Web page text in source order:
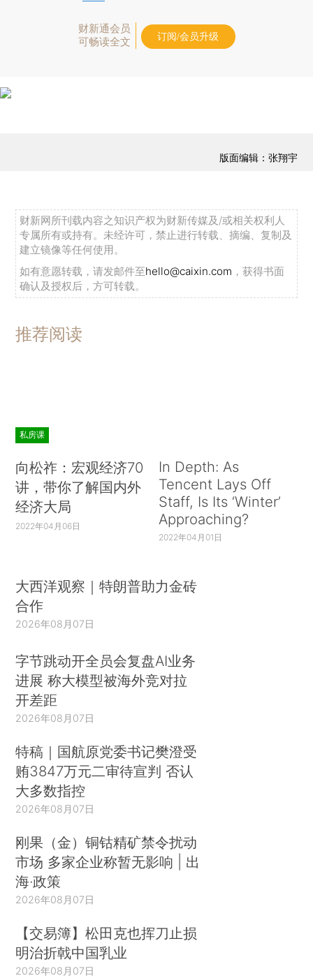
财新通会员
可畅读全文
订阅/会员升级
版面编辑：张翔宇
财新网所刊载内容之知识产权为财新传媒及/或相关权利人
专属所有或持有。未经许可，禁止进行转载、摘编、复制及
建立镜像等任何使用。
如有意愿转载，请发邮件至hello@caixin.com ，获得书面
确认及授权后，方可转载。
推荐阅读
私房课
向松祚：宏观经济70
讲，带你了解国内外
经济大局
2022年04月06日
In Depth: As
Tencent Lays Off
Staff, Is Its ‘Winter’
Approaching?
2022年04月01日
大西洋观察｜特朗普助力金砖
合作
2026年08月07日
字节跳动开全员会复盘AI业务
进展 称大模型被海外竞对拉
开差距
2026年08月07日
特稿｜国航原党委书记樊澄受
贿3847万元二审待宣判 否认
大多数指控
2026年08月07日
刚果（金）铜钴精矿禁令扰动
市场 多家企业称暂无影响 | 出
海·政策
2026年08月07日
【交易簿】松田克也挥刀止损
明治折戟中国乳业
2026年08月07日